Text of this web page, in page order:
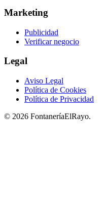
Marketing
Publicidad
Verificar negocio
Legal
Aviso Legal
Política de Cookies
Política de Privacidad
© 2026 FontaneríaElRayo.